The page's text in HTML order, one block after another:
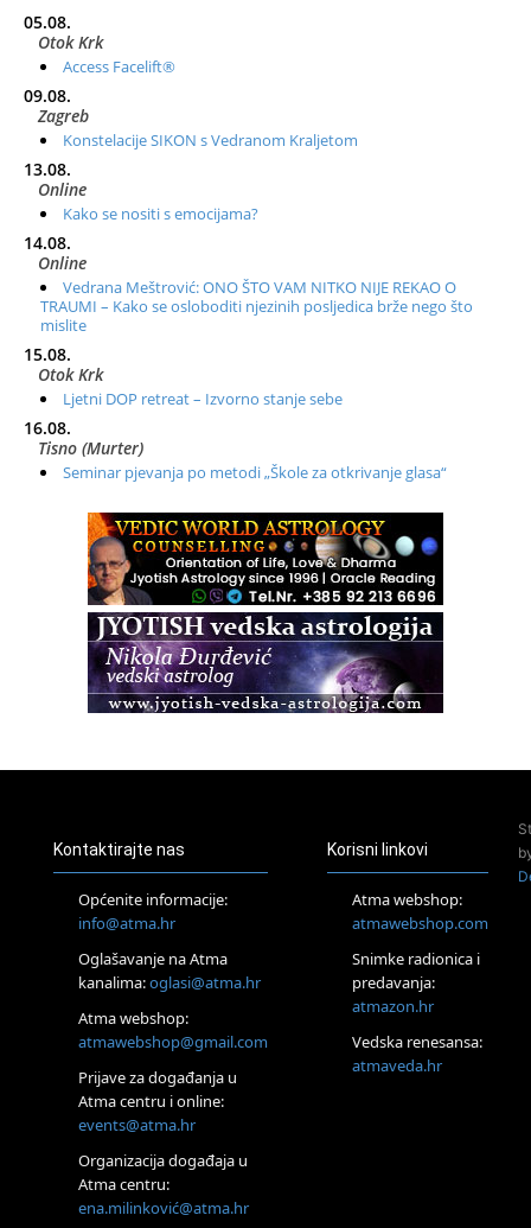
05.08.
Otok Krk
Access Facelift®
09.08.
Zagreb
Konstelacije SIKON s Vedranom Kraljetom
13.08.
Online
Kako se nositi s emocijama?
14.08.
Online
Vedrana Meštrović: ONO ŠTO VAM NITKO NIJE REKAO O
TRAUMI – Kako se osloboditi njezinih posljedica brže nego što
mislite
15.08.
Otok Krk
Ljetni DOP retreat – Izvorno stanje sebe
16.08.
Tisno (Murter)
Seminar pjevanja po metodi „Škole za otkrivanje glasa“
Radionica: Pomagači iz drugih dimenzija Online – otvoreno za
Zagreb+Online
Osnovni ThetaHealing® tečaj, Zagreb i Online
Access BARS®, otpusti stres
Pjesma srca / Zagreb
Tečaj Višeg Vodstva, razvijanja intuicije i Akaša zapisa
Online
Postanite Nositelj Vibracije Nove Zemlje
Visoko
Alemka Dauskardt – Jednodnevna radionica sistemskih
konstelacija
Zagreb
HOD PO ŽERAVICI – Seminar koji mijenja tijelo, duh i um
SoulFest – Festival glazbe, mudrosti i zajedništva
Zagreb
Kontaktirajte nas
Općenite informacije:
info@atma.hr
Oglašavanje na Atma
kanalima:oglasi@atma.hr
Atma webshop:
atmawebshop@gmail.com
Prijave za događanja u
Atma centru i online:
events@atma.hr
Organizacija događaja u
Atma centru:
ena.milinković@atma.hr
Korisni linkovi
Atma webshop:
atmawebshop.com
Snimke radionica i
predavanja:
atmazon.hr
Vedska renesansa:
atmaveda.hr